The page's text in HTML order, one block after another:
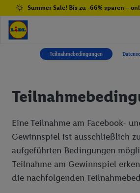
Summer Sale! Bis zu -66% sparen –
Teilnahmebedingungen
Eine Teilnahme am Facebook-
Gewinnspiel ist ausschließlich
aufgeführten Bedingungen
Teilnahme am Gewinnspiel
die nachfolgenden